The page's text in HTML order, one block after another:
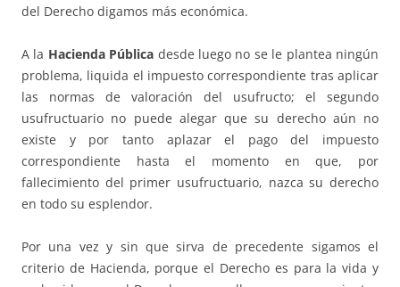
del Derecho digamos más económica.
A la Hacienda Pública desde luego no se le plantea ningún
problema, liquida el impuesto correspondiente tras aplicar
las normas de valoración del usufructo; el segundo
usufructuario no puede alegar que su derecho aún no
existe y por tanto aplazar el pago del impuesto
correspondiente hasta el momento en que, por
fallecimiento del primer usufructuario, nazca su derecho
en todo su esplendor.
Por una vez y sin que sirva de precedente sigamos el
criterio de Hacienda, porque el Derecho es para la vida y